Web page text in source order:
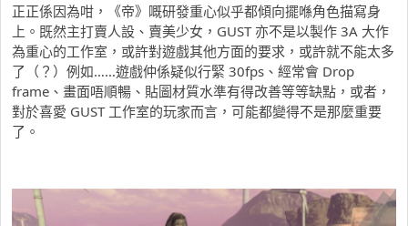
正正係因為咁，《帝》嘅研發重心似乎都傾向擺喺角色描寫身
上。既然主打賣人設、賣美少女，GUST 亦不是以製作 3A 大作
為重心的工作室，或許對遊戲其他方面的要求，或許就不能太多
了（？）例如……遊戲仲係疑似行緊 30fps、經常會 Drop
frame、畫面唔順暢、貼圖材質水準有得改善等等缺點，或者，
對於喜愛 GUST 工作室的玩家而言，可能都變得不是那麼重要
了。